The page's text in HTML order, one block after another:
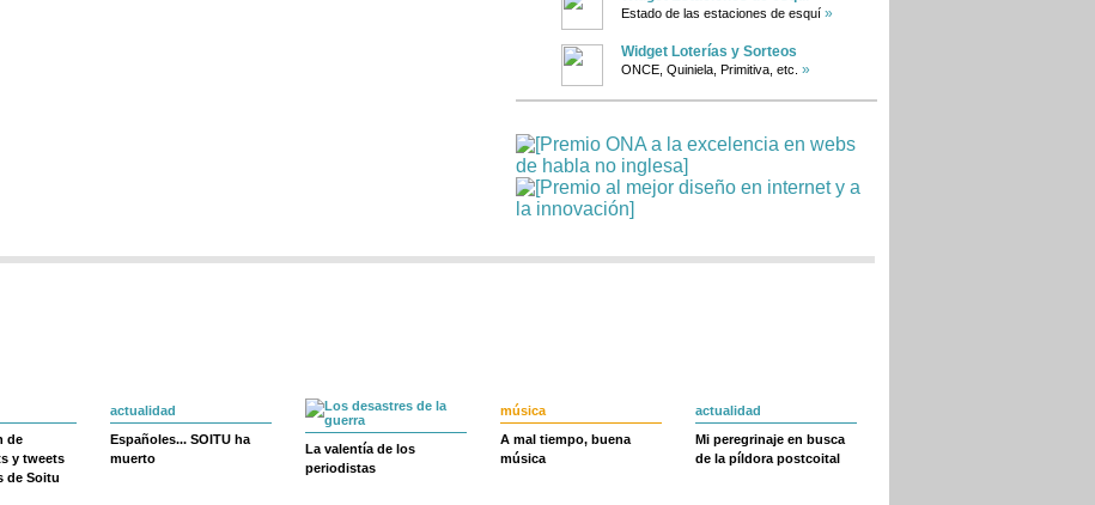
Estado de las estaciones de esquí »
Widget Loterías y Sorteos
ONCE, Quiniela, Primitiva, etc. »
de
y tweets
de Soitu
actualidad
Españoles... SOITU ha
muerto
La valentía de los
periodistas
música
A mal tiempo, buena
música
actualidad
Mi peregrinaje en busca
de la píldora postcoital